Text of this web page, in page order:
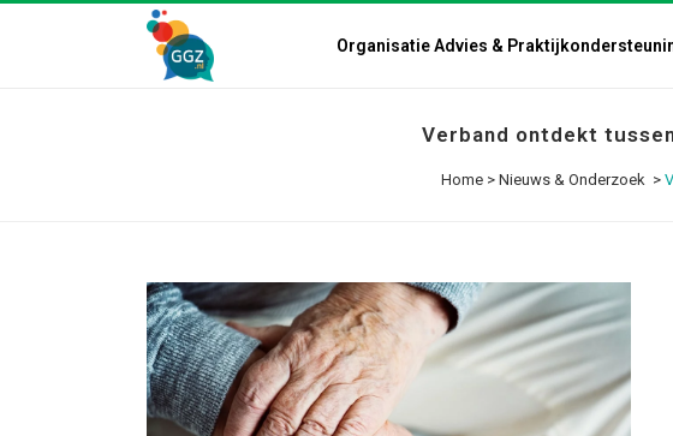
Organisatie Advies &
Verband ontdekt
Home > Nieuws & Onderzoek >